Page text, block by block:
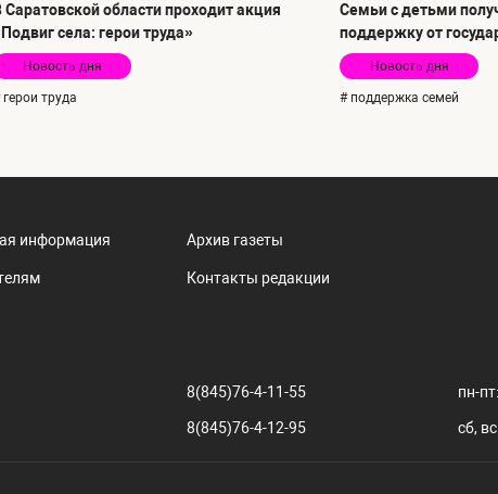
Саратовской области проходит акция
села: герои труда»
Новость дня
герои труда
Семьи с детьми
поддержку от
Новость дня
# поддержка семей
информация Архив газеты
Контакты редакции
8(845)76-4-11-55
8(845)76-4-12-95
пн-
сб,